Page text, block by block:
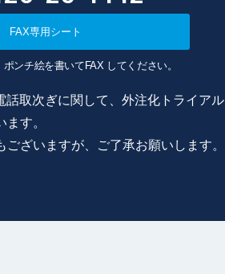
FAX専用シート
ンチ絵を書いてFAX してください。
取次ぎに関して、外注化トライアル
す。
ございますが、ご了承お願いします。